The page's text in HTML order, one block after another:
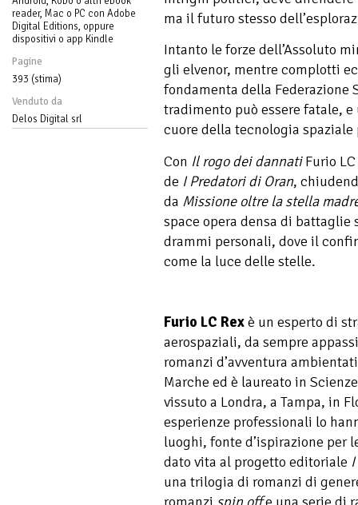
reader, Mac o PC con Adobe
Digital Editions, oppure
dispositivi o app Kindle
Pagine
393 (stima)
Venduto da
Delos Digital srl
ma il futuro stesso
Intanto le forze dell’Assoluto
gli elvenor, mentre complotti
fondamenta della Federazione
tradimento può essere fatale,
cuore della tecnologia spaziale
Con Il rogo dei dannatiFurio
de I Predatori di Oran,
da Missione oltre la stella
space opera densa di
drammi personali, dove il
come la luce delle stelle.
Furio LC Rexè un esperto di
aerospaziali, da sempre
romanzi d’avventura
Marche ed è laureato in
vissuto a Londra, a Tampa, in
esperienze professionali lo
luoghi, fonte d’ispirazione per
dato vita al progetto editoriale
una trilogia di romanzi di